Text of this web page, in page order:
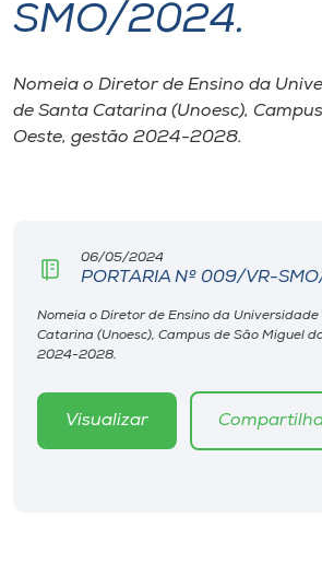
I.nova
Diplomados
Editora
Rádio
SMO/2024.
Nomeia o Diretor de Ensino da
de Santa Catarina (Unoesc),
Oeste, gestão 2024-2028.
06/05/2024
PORTARIA Nº 009/VR-
Nomeia o Diretor de Ensino da
Catarina (Unoesc), Campus de São Miguel
2024-2028.
Visualizar